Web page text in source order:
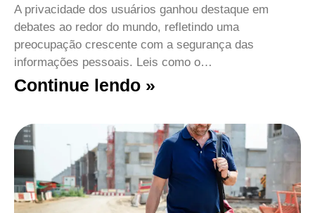
A privacidade dos usuários ganhou destaque em
debates ao redor do mundo, refletindo uma
preocupação crescente com a segurança das
informações pessoais. Leis como o…
Continue lendo »